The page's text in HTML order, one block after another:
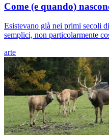
Come (e quando)
Esistevano già nei primi secoli
semplici, non particolarmente
arte